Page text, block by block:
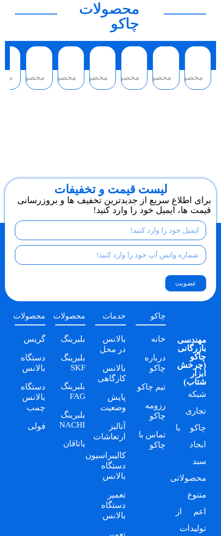
محصولات
چاکو
محصول محصول محصول محصول محصول محصول
لیست قیمت و تخفیفات
برای اطلاع سریع از جدیدترین تخفیف ها و بروزرسانی
قیمت ها، ایمیل خود را وارد کنید!
عضویت
مهندسی
بازرگانی
چاکو
(چرخش
ابزار
شتاب)
شبکه
تجاری
چاکو با
ایجاد
سبد
محصولاتی
متنوع
اعم از
تولیدات
چاکو
خانه
درباره
چاکو
تیم چاکو
رزومه
چاکو
تماس با
چاکو
خدمات
بالانس
در محل
بالانس
کارگاهی
پایش
وضعیت
آنالیز
ارتعاشات
کالیبراسیون
دستگاه
بالانس
تعمیر
دستگاه
بالانس
محصولات
بلبرینگ
بلبرینگ
SKF
بلبرینگ
FAG
بلبرینگ
NACHI
یاتاقان
محصولات
گریس
دستگاه
بالانس
دستگاه
بالانس
چمب
فولی